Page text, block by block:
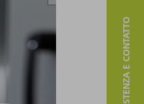
ASSISTENZA E CONTATTO